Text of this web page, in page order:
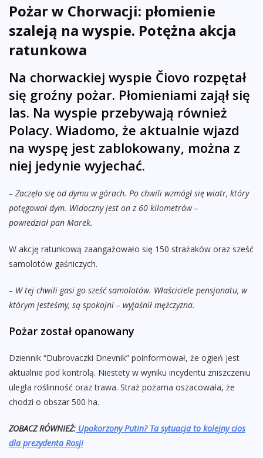
Pożar w Chorwacji: płomienie
szaleją na wyspie. Potężna akcja
ratunkowa
Na chorwackiej wyspie Čiovo rozpętał
się groźny pożar. Płomieniami zajął się
las. Na wyspie przebywają również
Polacy. Wiadomo, że aktualnie wjazd
na wyspę jest zablokowany, można z
niej jedynie wyjechać.
– Zaczęło się od dymu w górach. Po chwili wzmógł się wiatr, który
potęgował dym. Widoczny jest on z 60 kilometrów –
powiedział pan Marek.
W akcję ratunkową zaangażowało się 150 strażaków oraz sześć
samolotów gaśniczych.
– W tej chwili gasi go sześć samolotów. Właściciele pensjonatu, w
którym jesteśmy, są spokojni – wyjaśnił mężczyzna.
Pożar został opanowany
Dziennik “Dubrovaczki Dnevnik” poinformował, że ogień jest
aktualnie pod kontrolą. Niestety w wyniku incydentu zniszczeniu
uległa roślinność oraz trawa. Straż pożarna oszacowała, że
chodzi o obszar 500 ha.
ZOBACZ RÓWNIEŻ: Upokorzony Putin? Ta sytuacja to kolejny cios
dla prezydenta Rosji